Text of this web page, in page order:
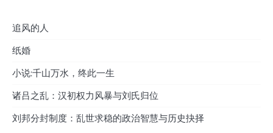
追风的人
纸婚
小说:千山万水，终此一生
诸吕之乱：汉初权力风暴与刘氏归位
刘邦分封制度：乱世求稳的政治智慧与历史抉择